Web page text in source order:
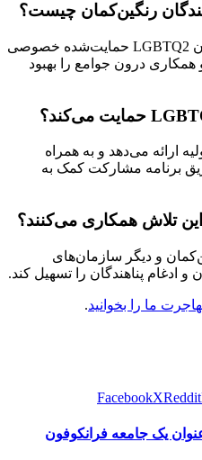
رنگین‌کمان چیست؟
این ابتکار هدف دارد تعداد پناهندگان LGBTQ2 حمایت‌شده خصوصی
همکاری درون جوامع را بهبود
ارائه می‌دهد و به همراه
برنامه مشارکت کمک به
تلاش همکاری می‌کنند؟
و دیگر سازمان‌های
ما را بخوانید.
FacebookXReddit
یک جامعه فرانکوفون